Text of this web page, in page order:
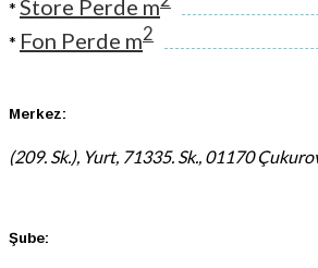
* Store Perde m
* Fon Perde m2
Merkez:
(209. Sk.), Yurt, 71335. Sk., 01170
Şube: